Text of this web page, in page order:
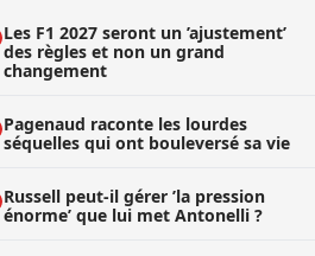
Les F1 2027 seront un ’ajustement’
des règles et non un grand
changement
Pagenaud raconte les lourdes
séquelles qui ont bouleversé sa vie
Russell peut-il gérer ’la pression
énorme’ que lui met Antonelli ?